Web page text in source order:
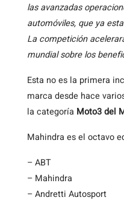
las avanzadas
automóviles, que ya
La competición
mundial sobre los
Esta no es la primera
marca desde hace
la categoría Moto3 del
Mahindra es el octavo
– ABT
– Mahindra
– Andretti Autosport